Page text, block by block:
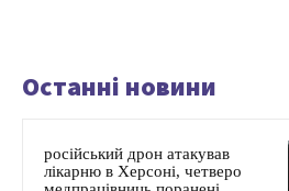
Останні новини
російський дрон атакував
лікарню в Херсоні, четверо